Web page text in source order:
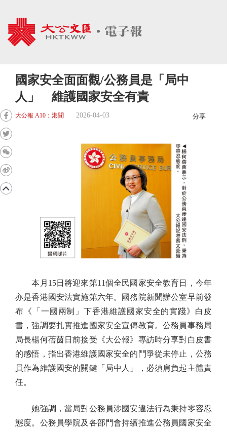
國家安全面面觀/公務員是「局中
人」 維護國家安全有責
大公報 A10：港聞 2026-04-03 分享
本月15日將迎來第11個全民國家安全教育日，今年
亦是香港國安法實施第六年。國務院新聞辦公室早前發
布《「一國兩制」下香港維護國家安全的實踐》白皮
書，強調要扎實推進國家安全宣傳教育。公務員事務局
局長楊何蓓茵日前接受《大公報》專訪時分享對白皮書
的感悟，指出香港維護國家安全的鬥爭從未停止，公務
員作為維護國安的關鍵「局中人」，必須肩負起主體責
任。
她強調，當局對公務員涉國安違法行為秉持零容忍
態度。公務員學院及各部門會持續推進公務員國家安全